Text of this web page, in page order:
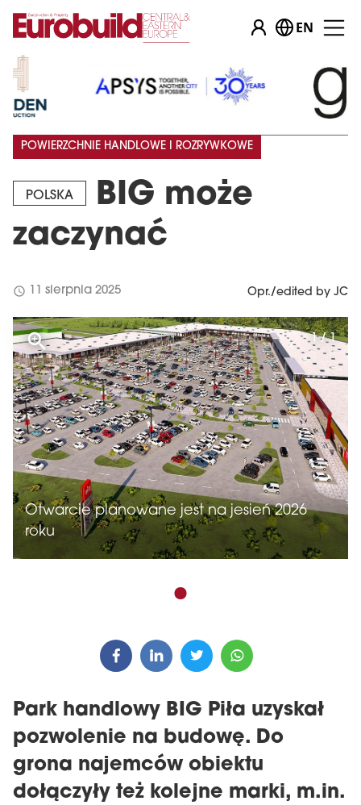
EN
POLSKA
BIG może
zaczynać
POWIERZCHNIE HANDLOWE I ROZRYWKOWE
schedule 11 sierpnia 2025 Opr./edited by JC
Otwarcie planowane jest na jesień 2026
roku
1 / 1
Park handlowy BIG Piła uzyskał
pozwolenie na budowę. Do
grona najemców obiektu
dołączyły też kolejne marki, m.in.